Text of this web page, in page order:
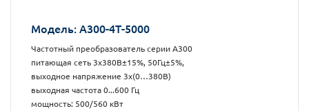
Модель: А300-4Т-5000
Частотный преобразователь серии А300
питающая сеть 3х380В±15%, 50Гц±5%,
выходное напряжение 3х(0…380В)
выходная частота 0...600 Гц
мощность: 500/560 кВт